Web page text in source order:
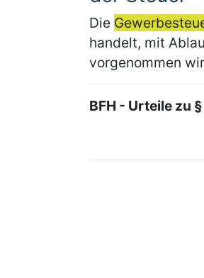
Die
handelt, mit
vorgenommen
BFH - Urteile zu